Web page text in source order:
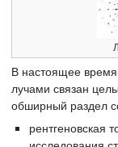
В настоящее
лучами связан
обширный раздел
рентгеновская